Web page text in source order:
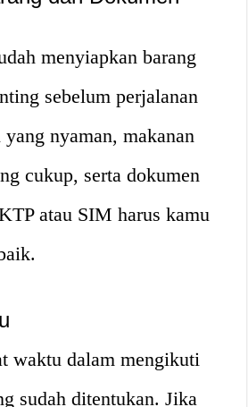
menyiapkan barang
sebelum perjalanan
nyaman, makanan
cukup, serta dokumen
atau SIM harus kamu
waktu dalam mengikuti
sudah ditentukan. Jika